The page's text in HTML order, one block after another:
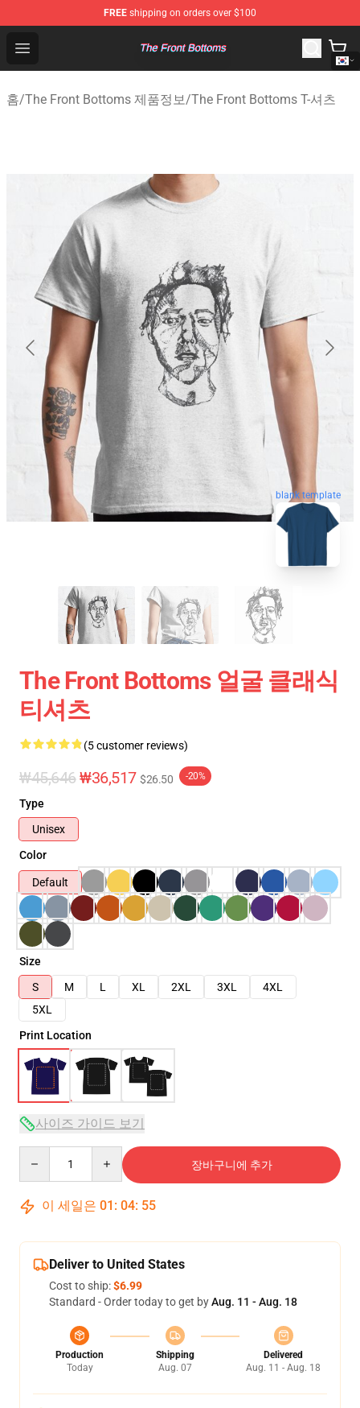
FREE shipping on orders over $100
Open menu
The Front Bottoms Store - Official The Front Bottoms
홈/The Front Bottoms 제품정보/The Front Bottoms T-셔츠
blank template
The Front Bottoms 얼굴 클래식
티셔츠
(5 customer reviews)
₩45,646₩36,517 $26.50 -20%
Type
Unisex
Color
Default
Size
S
M L XL 2XL 3XL
4XL
5XL
Print Location
사이즈 가이드 보기
장바구니에 추가
이 세일은 01 : 04: 54
Deliver to United States
Cost to ship:$6.99
Standard - Order today to get byAug. 11 - Aug. 18
Production
Today
Shipping
Aug. 07
Delivered
Aug. 11 - Aug. 18